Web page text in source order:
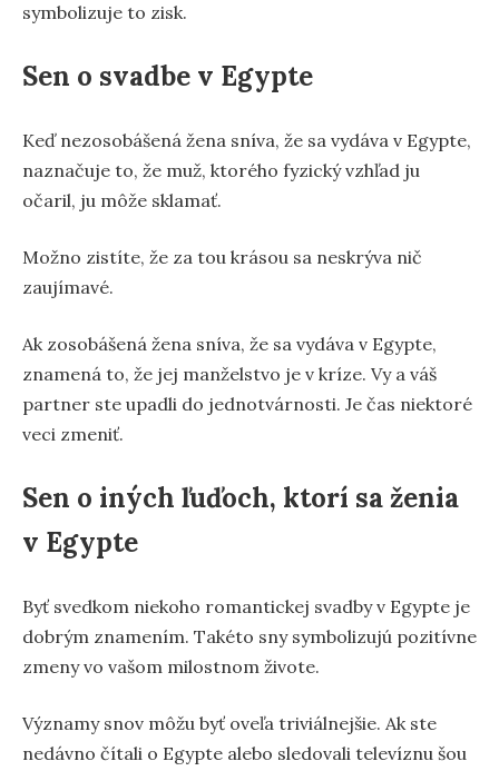
symbolizuje to zisk.
Sen o svadbe v Egypte
Keď nezosobášená žena sníva, že sa vydáva v Egypte,
naznačuje to, že muž, ktorého fyzický vzhľad ju
očaril, ju môže sklamať.
Možno zistíte, že za tou krásou sa neskrýva nič
zaujímavé.
Ak zosobášená žena sníva, že sa vydáva v Egypte,
znamená to, že jej manželstvo je v kríze. Vy a váš
partner ste upadli do jednotvárnosti. Je čas niektoré
veci zmeniť.
Sen o iných ľuďoch, ktorí sa ženia
v Egypte
Byť svedkom niekoho romantickej svadby v Egypte je
dobrým znamením. Takéto sny symbolizujú pozitívne
zmeny vo vašom milostnom živote.
Významy snov môžu byť oveľa triviálnejšie. Ak ste
nedávno čítali o Egypte alebo sledovali televíznu šou